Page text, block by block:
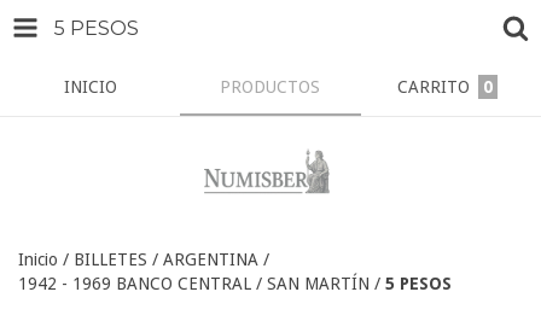
5 PESOS
INICIO PRODUCTOS CARRITO 0
Inicio / BILLETES / ARGENTINA /
1942 - 1969 BANCO CENTRAL / SAN MARTÍN / 5 PESOS